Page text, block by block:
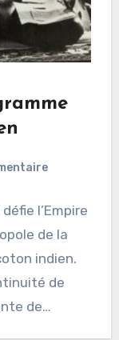
l’Empire
de la
indien.
de
de…